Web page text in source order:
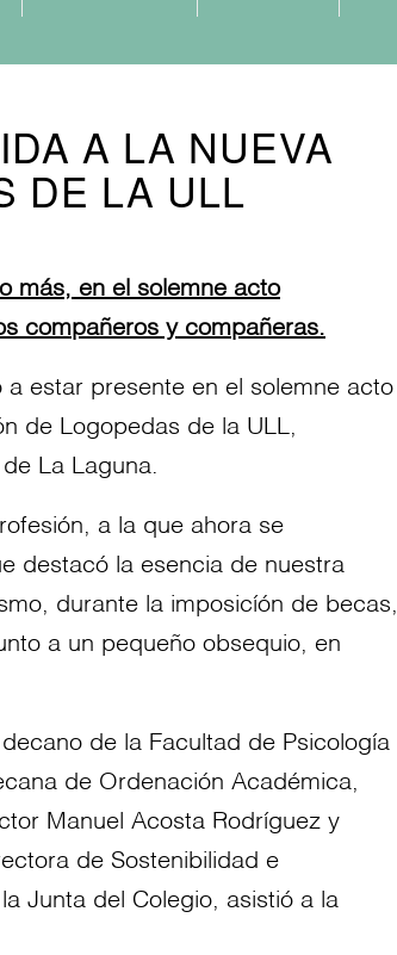
A LA NUEVA
DE LA ULL
más, en el solemne acto
compañeros y compañeras.
estar presente en el solemne acto
de Logopedas de la ULL,
La Laguna.
a la que ahora se
destacó la esencia de nuestra
durante la imposicíón de becas,
a un pequeño obsequio, en
de la Facultad de Psicología
de Ordenación Académica,
Manuel Acosta Rodríguez y
de Sostenibilidad e
Junta del Colegio, asistió a la